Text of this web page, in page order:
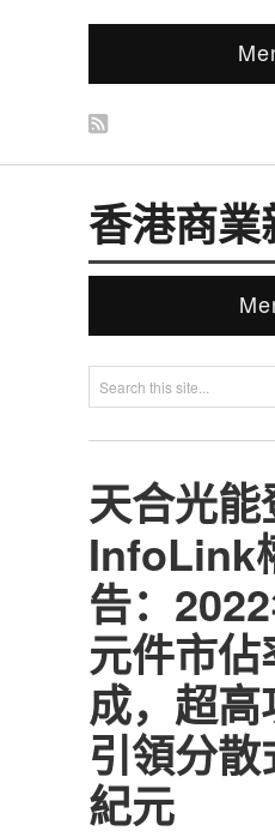
香港商業
天合光
InfoLink
告：
元件市佔
成，超
引領分
紀元‎